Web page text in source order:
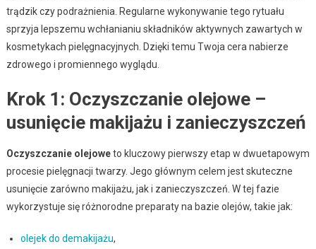
trądzik czy podrażnienia. Regularne wykonywanie tego rytuału
sprzyja lepszemu wchłanianiu składników aktywnych zawartych w
kosmetykach pielęgnacyjnych. Dzięki temu Twoja cera nabierze
zdrowego i promiennego wyglądu.
Krok 1: Oczyszczanie olejowe –
usunięcie makijażu i zanieczyszczeń
Oczyszczanie olejoweto kluczowy pierwszy etap w dwuetapowym
procesie pielęgnacji twarzy. Jego głównym celem jest skuteczne
usunięcie zarówno makijażu, jak i zanieczyszczeń. W tej fazie
wykorzystuje się różnorodne preparaty na bazie olejów, takie jak:
olejek do demakijażu,